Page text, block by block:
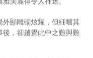
顯雕砌炫耀，但細嚐其
，卻越覺此中之難與難